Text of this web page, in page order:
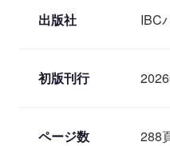
出版社 IBC
初版刊行
ページ数 288